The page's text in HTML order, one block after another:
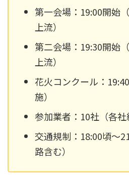
第一会場：19:00開始
上流）
第二会場：19:30開始
上流）
花火コンクール：
施）
参加業者：10社（各社
交通規制：18:00頃～
路含む）